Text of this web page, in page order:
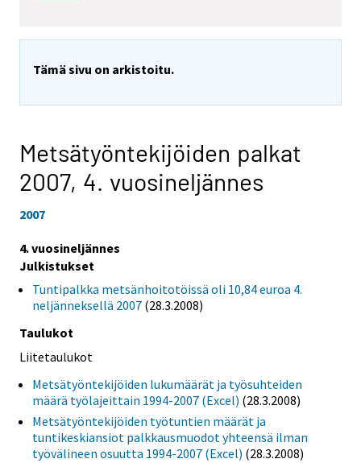
Tämä sivu on arkistoitu.
Metsätyöntekijöiden palkat
2007, 4. vuosineljännes
2007
4. vuosineljännes
Julkistukset
Tuntipalkka metsänhoitotöissä oli 10,84 euroa 4.
neljänneksellä 2007 (28.3.2008)
Taulukot
Liitetaulukot
Metsätyöntekijöiden lukumäärät ja työsuhteiden
määrä työlajeittain 1994-2007 (Excel) (28.3.2008)
Metsätyöntekijöiden työtuntien määrät ja
tuntikeskiansiot palkkausmuodot yhteensä ilman
työvälineen osuutta 1994-2007 (Excel) (28.3.2008)